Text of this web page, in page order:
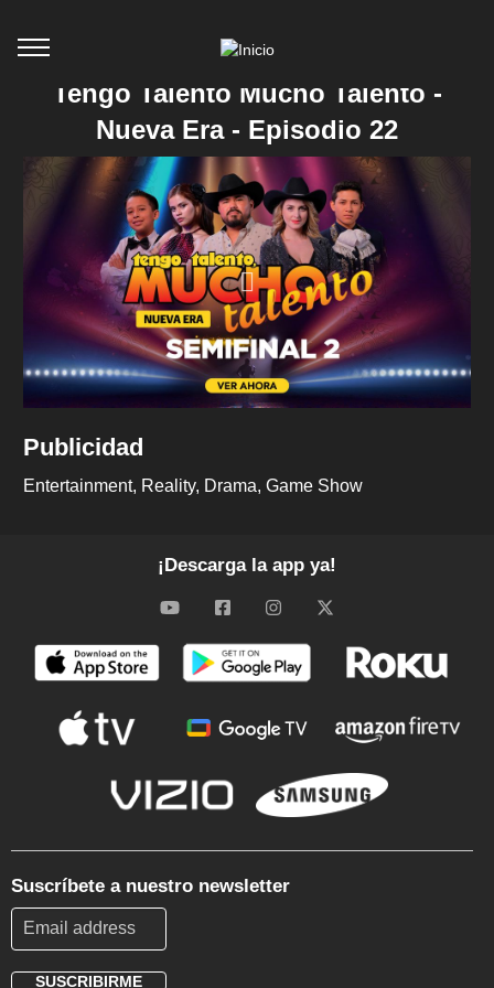
Tengo Talento Mucho Talento -
Nueva Era - Episodio 22
Publicidad
Entertainment Reality Drama Game Show
¡Descarga la app ya!
Suscríbete a nuestro newsletter
SUSCRIBIRME